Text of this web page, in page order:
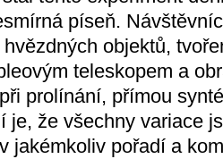
píseň.
objektů,
teleskopem a
prolínání, přímou
je, že všechny variace
jakémkoliv pořadí a